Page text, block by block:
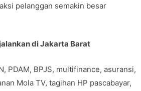
pelanggan semakin besar
di Jakarta Barat
PDAM, BPJS, multifinance, asuransi,
Mola TV, tagihan HP pascabayar,